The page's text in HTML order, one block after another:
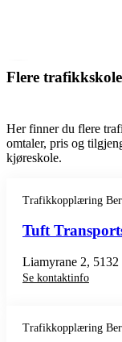
Flere
Her finner du flere
omtaler, pris og
kjøreskole.
Trafikkopplæring
Tuft
Liamyrane 2,
Se kontaktinfo
Trafikkopplæring